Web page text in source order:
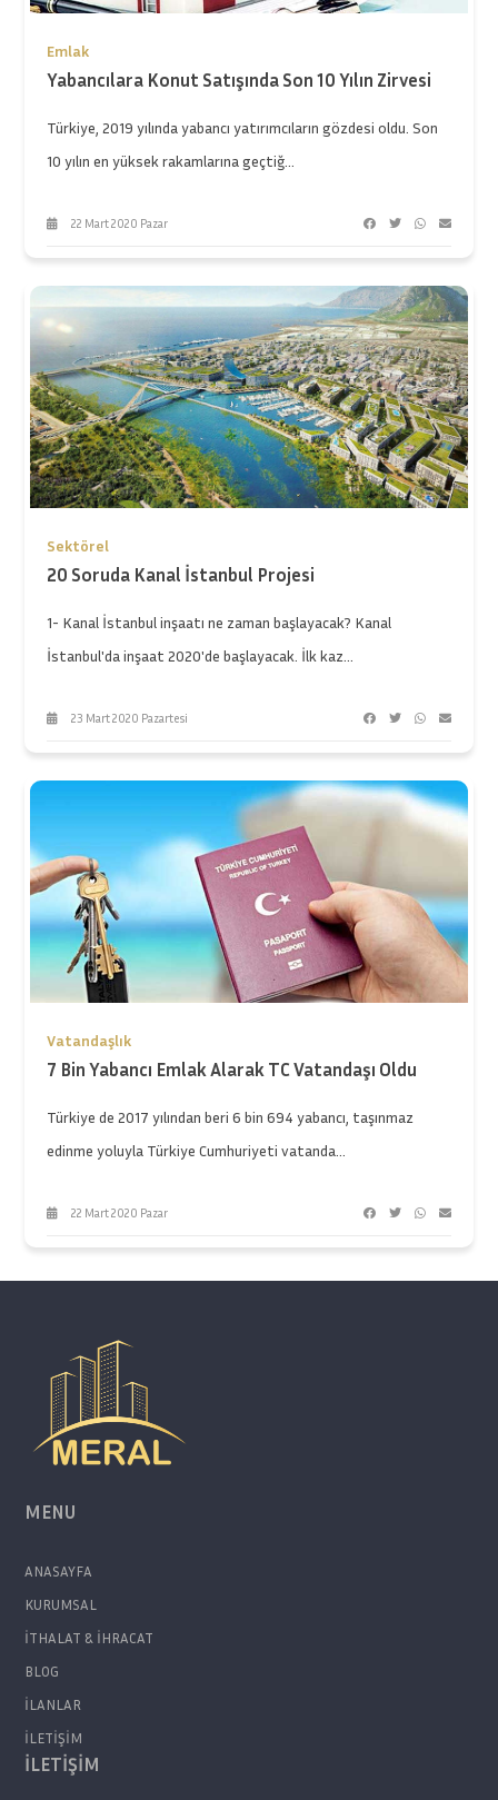
Emlak
Yabancılara Konut Satışında Son 10 Yılın Zirvesi
Türkiye, 2019 yılında yabancı yatırımcıların gözdesi oldu. Son
10 yılın en yüksek rakamlarına geçtiğ...
22 Mart 2020 Pazar
Sektörel
20 Soruda Kanal İstanbul Projesi
1- Kanal İstanbul inşaatı ne zaman başlayacak? Kanal
İstanbul'da inşaat 2020'de başlayacak. İlk kaz...
23 Mart 2020 Pazartesi
Vatandaşlık
7 Bin Yabancı Emlak Alarak TC Vatandaşı Oldu
Türkiye de 2017 yılından beri 6 bin 694 yabancı, taşınmaz
edinme yoluyla Türkiye Cumhuriyeti vatanda...
22 Mart 2020 Pazar
MENU
ANASAYFA
KURUMSAL
İTHALAT & İHRACAT
BLOG
İLANLAR
İLETİŞİM
İLETİŞİM